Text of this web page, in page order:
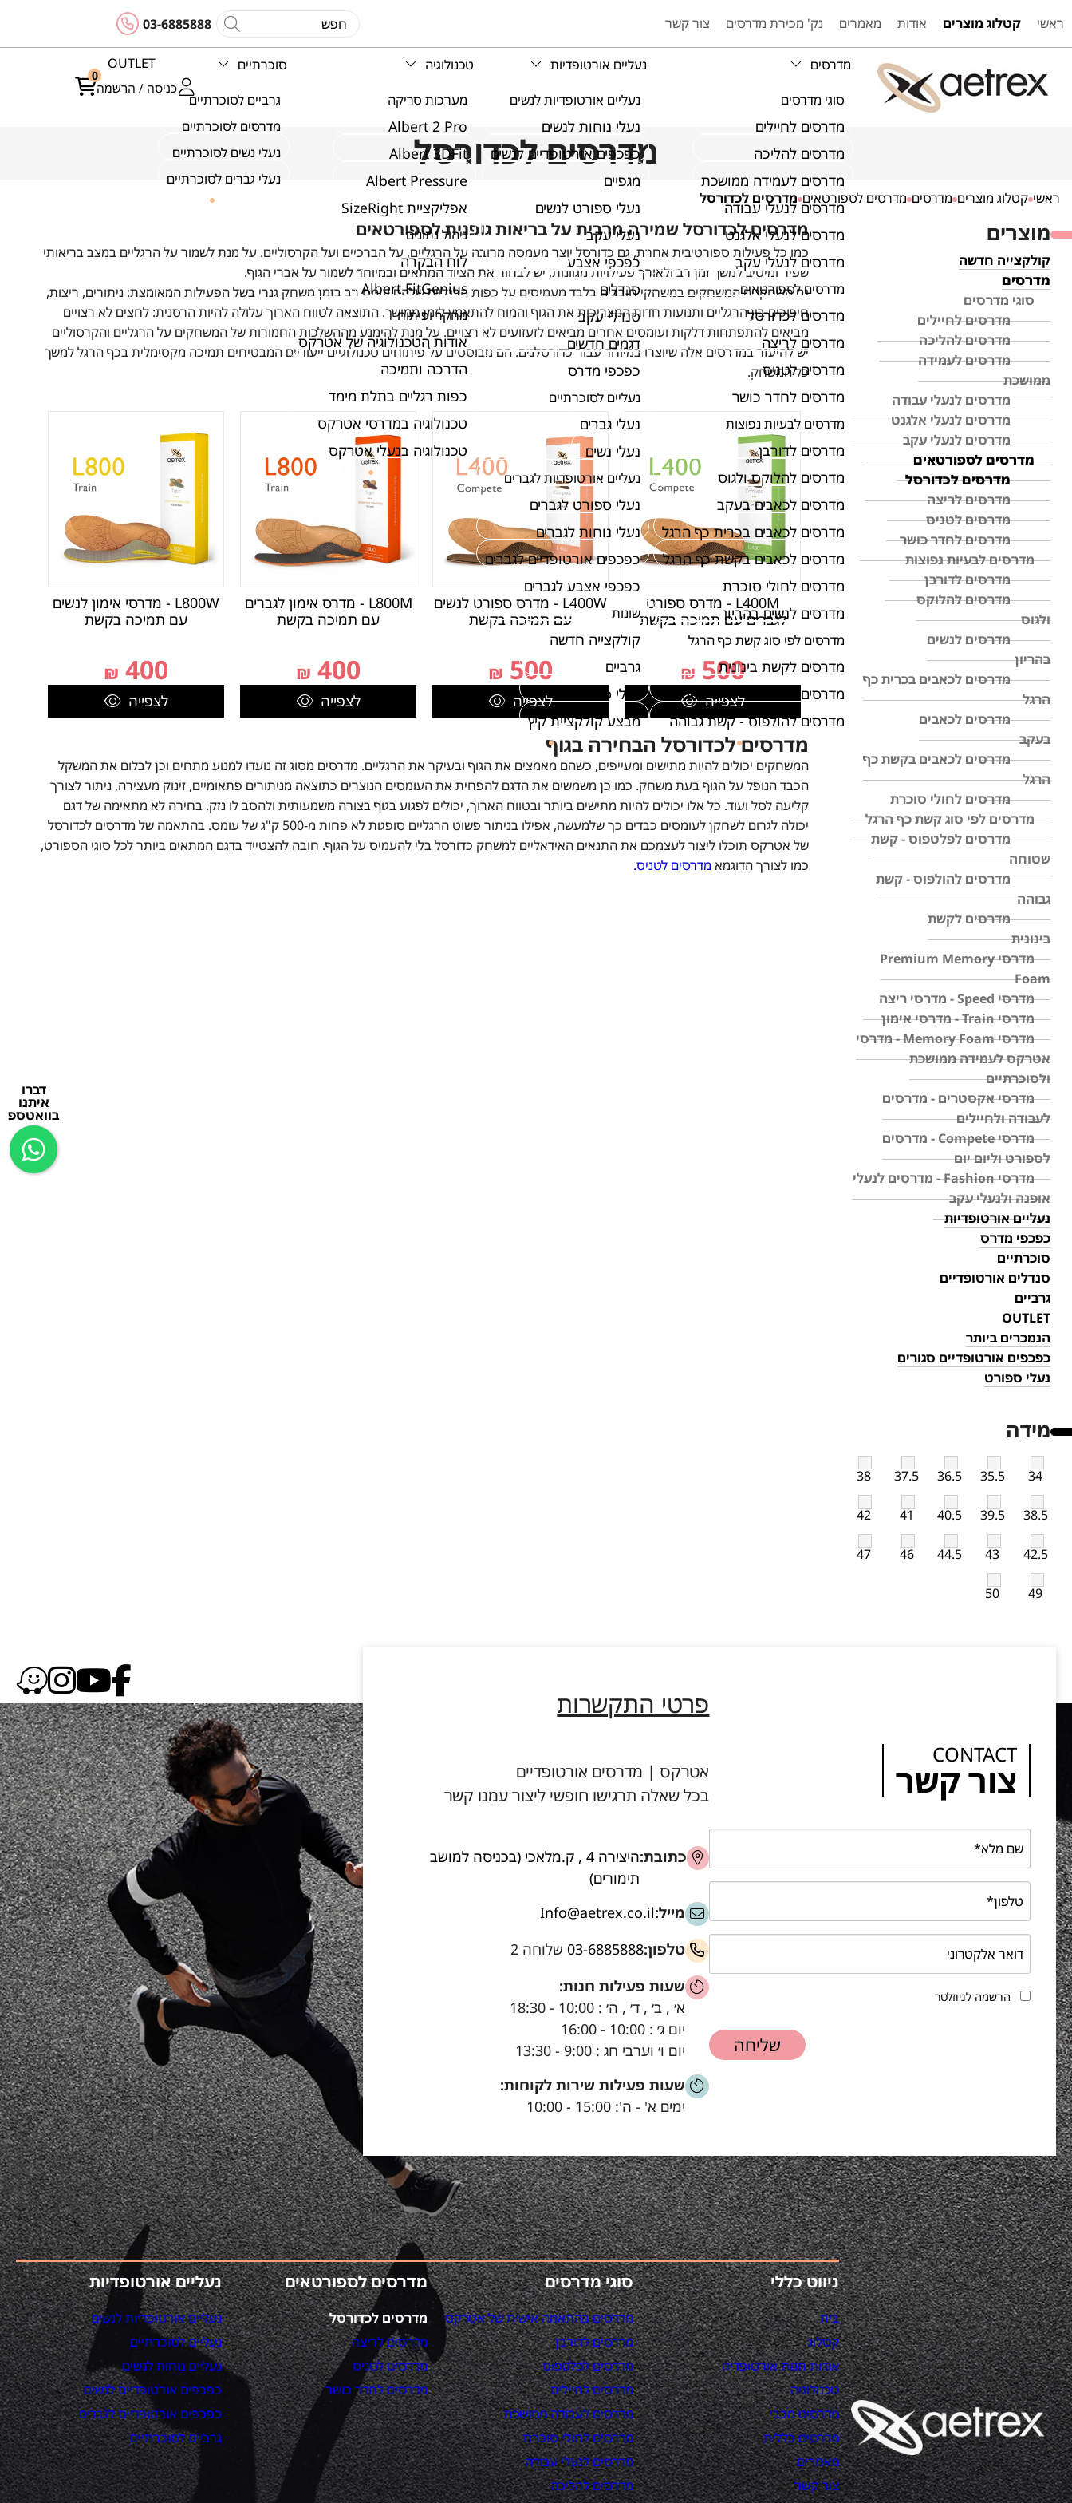
דברו
איתנו
בוואטספ
ראשי קטלוג מוצרים אודות מאמרים נק' מכירת מדרסים צור קשר 03-6885888
מדרסים
סוגי מדרסים
מדרסים לחיילים
מדרסים להליכה
מדרסים לעמידה ממושכת
מדרסים לנעלי עבודה
מדרסים לנעלי אלגנט
מדרסים לנעלי עקב
מדרסים לספורטאים
מדרסים לכדורסל
מדרסים לריצה
מדרסים לטניס
מדרסים לחדר כושר
מדרסים לבעיות נפוצות
מדרסים לדורבן
מדרסים להלוקס ולגוס
מדרסים לכאבים בעקב
מדרסים לכאבים בכרית כף הרגל
מדרסים לכאבים בקשת כף הרגל
מדרסים לחולי סוכרת
מדרסים לנשים בהריון
מדרסים לפי סוג קשת כף הרגל
מדרסים לקשת בינונית
מדרסים לפלטפוס - קשת שטוחה
מדרסים להולפוס - קשת גבוהה
נעליים אורטופדיות
נעליים אורטופדיות לנשים
נעלי נוחות לנשים
כפכפים אורטופדיים לנשים
מגפיים
נעלי ספורט לנשים
נעלי עקב
כפכפי אצבע
סנדלים
סנדלי עקב
דגמים חדשים
כפכפי מדרס
נעליים לסוכרתיים
נעלי גברים
נעלי נשים
נעליים אורטופדיות לגברים
נעלי ספורט לגברים
נעלי נוחות לגברים
כפכפים אורטופדיים לגברים
כפכפי אצבע לגברים
שונות
קולקצייה חדשה
גרביים
נעלי ספורט
מבצע קולקציית קיץ
טכנולוגיה
מערכות סריקה
Albert 2 Pro
Albert 3DFit
Albert Pressure
אפליקציית SizeRight
ניהול נתונים
לוח הבקרה
Albert FitGenius
מחקר ופיתוח
אודות הטכנולוגיה של אטרקס
הדרכה ותמיכה
כפות רגליים בתלת מימד
טכנולוגיה במדרסי אטרקס
טכנולוגיה בנעלי אטרקס
סוכרתיים
גרביים לסוכרתיים
מדרסים לסוכרתיים
נעלי נשים לסוכרתיים
נעלי גברים לסוכרתיים
OUTLET
כניסה / הרשמה
0
מדרסים לכדורסל
ראשי קטלוג מוצרים מדרסים מדרסים לספורטאים מדרסים לכדורסל
מוצרים
קולקצייה חדשה
מדרסים
סוגי מדרסים
מדרסים לחיילים
מדרסים להליכה
מדרסים לעמידה
ממושכת
מדרסים לנעלי עבודה
מדרסים לנעלי אלגנט
מדרסים לנעלי עקב
מדרסים לספורטאים
מדרסים לכדורסל
מדרסים לריצה
מדרסים לטניס
מדרסים לחדר כושר
מדרסים לבעיות נפוצות
מדרסים לדורבן
מדרסים להלוקס
ולגוס
מדרסים לנשים
בהריון
מדרסים לכאבים בכרית כף
הרגל
מדרסים לכאבים
בעקב
מדרסים לכאבים בקשת כף
הרגל
מדרסים לחולי סוכרת
מדרסים לפי סוג קשת כף הרגל
מדרסים לפלטפוס - קשת
שטוחה
מדרסים להולפוס - קשת
גבוהה
מדרסים לקשת
בינונית
מדרסי Premium Memory
Foam
מדרסי Speed - מדרסי ריצה
מדרסי Train - מדרסי אימון
מדרסי Memory Foam - מדרסי
אטרקס לעמידה ממושכת
ולסוכרתיים
מדרסי אקסטרים - מדרסים
לעבודה ולחיילים
מדרסי Compete - מדרסים
לספורט וליום יום
מדרסי Fashion - מדרסים לנעלי
אופנה ולנעלי עקב
נעליים אורטופדיות
כפכפי מדרס
סוכרתיים
סנדלים אורטופדיים
גרביים
OUTLET
הנמכרים ביותר
כפכפים אורטופדיים סגורים
נעלי ספורט
מידה
34
35.5
36.5
37.5
38
38.5
39.5
40.5
41
42
42.5
43
44.5
46
47
49
50
מדרסים לכדורסל שמירה מרבית על בריאות גופנית לספורטאים
כמו כל פעילות ספורטיבית אחרת, גם כדורסל יוצר מעמסה מרובה על הרגליים, על הברכיים ועל הקרסוליים. על מנת לשמור על הרגליים במצב בריאותי
שפיר ומיטיב למשך זמן רב ולאורך פעילויות מגוונות, יש לבחור את הציוד המתאים ובמיוחד לשמור על אברי הגוף.
גם השחקנים המשחקים במשחקי חובבים בלבד מעמיסים על כפות הרגליים שלהם עומס רב בזמן משחק גנרי בשל הפעילות המאומצת: ניתורים, ריצות,
חיכוכים בין הרגליים ותנועות חדות המצריכות את הגוף והמוח להתאמץ לזמן ממושך. התוצאה לטווח הארוך עלולה להיות הרסנית: לחצים לא רצויים
מביאים להתפתחות דלקות ועומסים אחרים מביאים לזעזועים לא רצויים. על מנת להימנע מההשלכות החמורות של המשחקים על הרגליים והקרסוליים
יש להיעזר במדרסים אלה שיוצרו במיוחד עבור כדורסלנים. הם מבוססים על פיתוחים טכנולוגיים ייעודיים המבטיחים תמיכה מקסימלית בכף הרגל למשך
כל המשחק.
L400M - מדרס ספורט
לגברים עם תמיכה בקשת
500
₪
לצפייה
L400W - מדרס ספורט לנשים
עם תמיכה בקשת
500
₪
לצפייה
L800M - מדרס אימון לגברים
עם תמיכה בקשת
400
₪
לצפייה
L800W - מדרסי אימון לנשים
עם תמיכה בקשת
400
₪
לצפייה
מדרסים לכדורסל הבחירה בגוף
המשחקים יכולים להיות מתישים ומעייפים, כשהם מאמצים את הגוף ובעיקר את הרגליים. מדרסים מסוג זה נועדו למנוע מתחים וכן לבלום את המשקל
הכבד הנופל על הגוף בעת משחק. כמו כן משמשים את הדגם להפחית את העומסים הנוצרים כתוצאה מניתורים פתאומיים, זינוק מעצירה, ניתור לצורך
קליעה לסל ועוד. כל אלו יכולים להיות מתישים ביותר ובטווח הארוך, יכולים לפגוע בגוף בצורה משמעותית ולהסב לו נזק. בחירה לא מתאימה של דגם
יכולה לגרום לשחקן לעומסים כבדים כך שלמעשה, אפילו בניתור פשוט הרגליים סופגות לא פחות מ-500 ק"ג של עומס. בהתאמה של מדרסים לכדורסל
של אטרקס תוכלו ליצור לעצמכם את התנאים האידאליים למשחק כדורסל בלי להעמיס על הגוף. חובה להצטייד בדגם המתאים ביותר לכל סוגי הספורט,
כמו לצורך הדוגמא מדרסים לטניס.
CONTACT
צור קשר
הרשמה לניוזלטר
פרטי התקשרות
אטרקס | מדרסים אורטופדיים
בכל שאלה תרגישו חופשי ליצור עמנו קשר
כתובת:
היצירה 4 , ק.מלאכי (בכניסה למושב
תימורים)
מייל:Info@aetrex.co.il
טלפון:03-6885888שלוחה 2
שעות פעילות חנות:
א׳ , ב׳ , ד׳ , ה׳ : 10:00 - 18:30
יום ג׳ : 10:00 - 16:00
יום ו׳ וערבי חג : 9:00 - 13:30
שעות פעילות שירות לקוחות:
ימים א' - ה': 15:00 - 10:00
ניווט כללי
בית
קטלוג
אודות חנות אורטופדיה
טכנולוגיה
מדרסים מכבי
מדרסים כללית
מאמרים
צור קשר
סוגי מדרסים
מדרסים בהתאמה אישית של אטרקס
מדרסים לדורבן
מדרסים לפלטפוס
מדרסים לחיילים
מדרסים לעבודה ממושכת
מדרסים לחולי סוכרת
מדרסים לנעלי עבודה
מדרסים להליכה
מדרסים לספורטאים
מדרסים לכדורסל
מדרסים לריצה
מדרסים לטניס
מדרסים לחדר כושר
נעליים אורטופדיות
נעליים אורטופדיות לנשים
נעליים לסוכרתיים
נעליים נוחות לנשים
כפכפים אורטופדיים לנשים
כפכפים אורטופדיים לגברים
גרביים לסוכרתיים